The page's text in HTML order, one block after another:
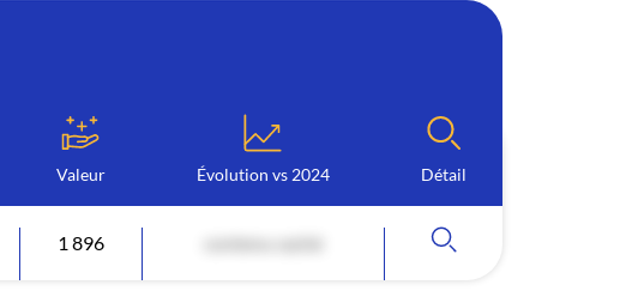
Valeur Évolution vs 2024 Détail
1 896 contenu caché